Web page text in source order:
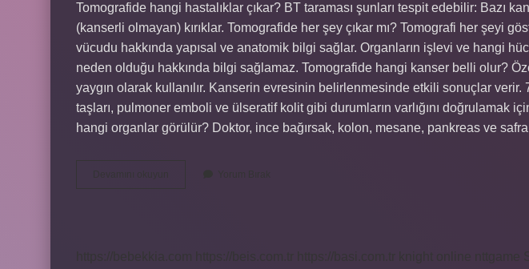
Tomografide hangi hastalıklar çıkar? BT taraması şunları tespit edebilir: Bazı
(kanserli olmayan) kırıklar. Tomografide her şey çıkar mı? Tomografi her şeyi
vücudu hakkında yapısal ve anatomik bilgi sağlar. Organların işlevi ve hangi
neden olduğu hakkında bilgi sağlamaz. Tomografide hangi kanser belli olur?
yaygın olarak kullanılır. Kanserin evresinin belirlenmesinde etkili sonuçlar
taşları, pulmoner emboli ve ülseratif kolit gibi durumların varlığını doğrulamak
hangi organlar görülür? Doktor, ince bağırsak, kolon, mesane, pankreas ve